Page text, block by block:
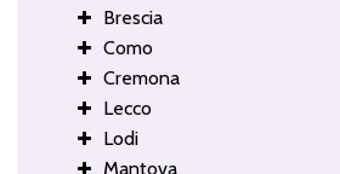
Brescia
Como
Cremona
Lecco
Lodi
Mantova